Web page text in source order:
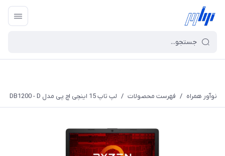
نوآور همراه / فهرست محصولات / لپ تاپ 15 اینچی اچ پی مدل DB1200 - D